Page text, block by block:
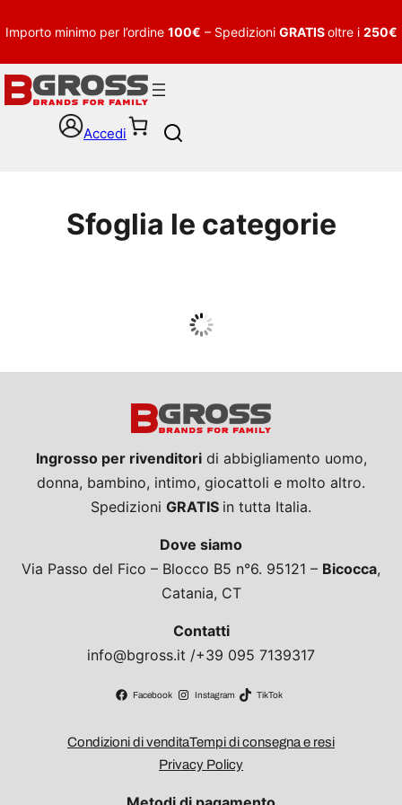
Importo minimo per l’ordine 100€ – Spedizioni GRATISoltre i 250€
Accedi
h
Sfoglia le categorie
Guarda tutto
Ingrosso per rivenditoridi abbigliamento uomo,
donna, bambino, intimo, giocattoli e molto altro.
Spedizioni GRATIS in tutta Italia.
Dove siamo
Via Passo del Fico – Blocco B5 n°6. 95121 – Bicocca,
Catania, CT
Contatti
info@bgross.it /+39 095 7139317
Facebook Instagram TikTok
Condizioni di venditaTempi di consegna e resi
Privacy Policy